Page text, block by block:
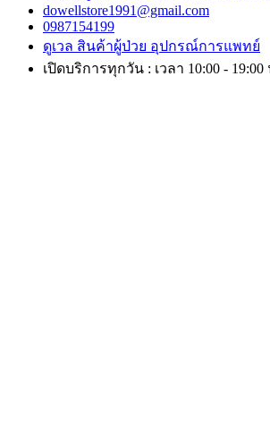
dowellstore1991@gmail.com
0987154199
ดูเวล สินค้าผู้ป่วย อุปกรณ์การแพทย์
เปิดบริการทุกวัน : เวลา 10:00 - 19:00